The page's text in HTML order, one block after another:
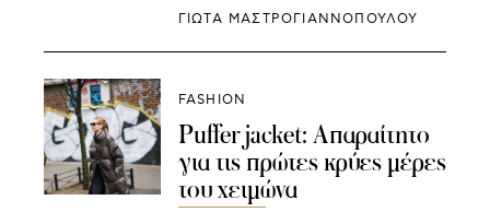
ΓΙΩΤΑ ΜΑΣΤΡΟΓΙΑΝΝΟΠΟΥΛΟΥ
FASHION
Puffer jacket: Απαραίτητο
για τις πρώτες κρύες μέρες
του χειμώνα